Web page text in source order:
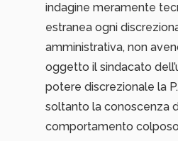
indagine meramente
estranea ogni
amministrativa, non
oggetto il sindacato
potere discrezionale la
soltanto la conoscenza
comportamento